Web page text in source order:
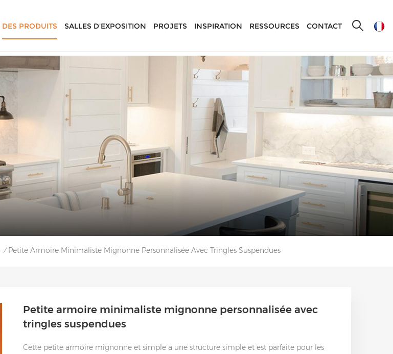
DES PRODUITS SALLES D'EXPOSITION PROJETS INSPIRATION RESSOURCES CONTACT
/ Petite Armoire Minimaliste Mignonne Personnalisée Avec Tringles Suspendues
Petite armoire minimaliste mignonne personnalisée avec
tringles suspendues
Cette petite armoire mignonne et simple a une structure simple et est parfaite pour les